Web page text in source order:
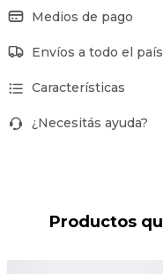
Medios de pago
Envíos a todo el país
Características
¿Necesitás ayuda?
Productos